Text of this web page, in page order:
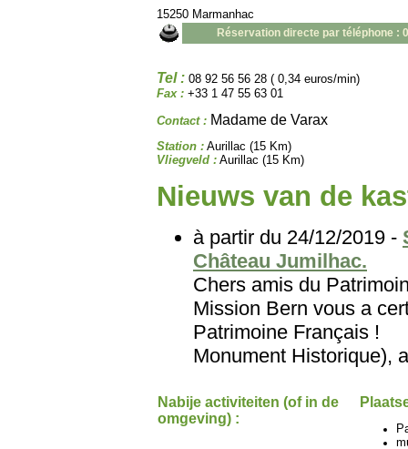
15250 Marmanhac
Réservation directe par téléphone :
Tel : 08 92 56 56 28 ( 0,34 euros/min)
Fax : +33 1 47 55 63 01
Contact : Madame de Varax
Station : Aurillac (15 Km)
Vliegveld : Aurillac (15 Km)
Nieuws van de
à partir du 24/12/2019 -
Château Jumilhac.
Chers amis du
Mission Bern vous a
Patrimoine
Monument Historique),
Nabije activiteiten (of in de
omgeving) :